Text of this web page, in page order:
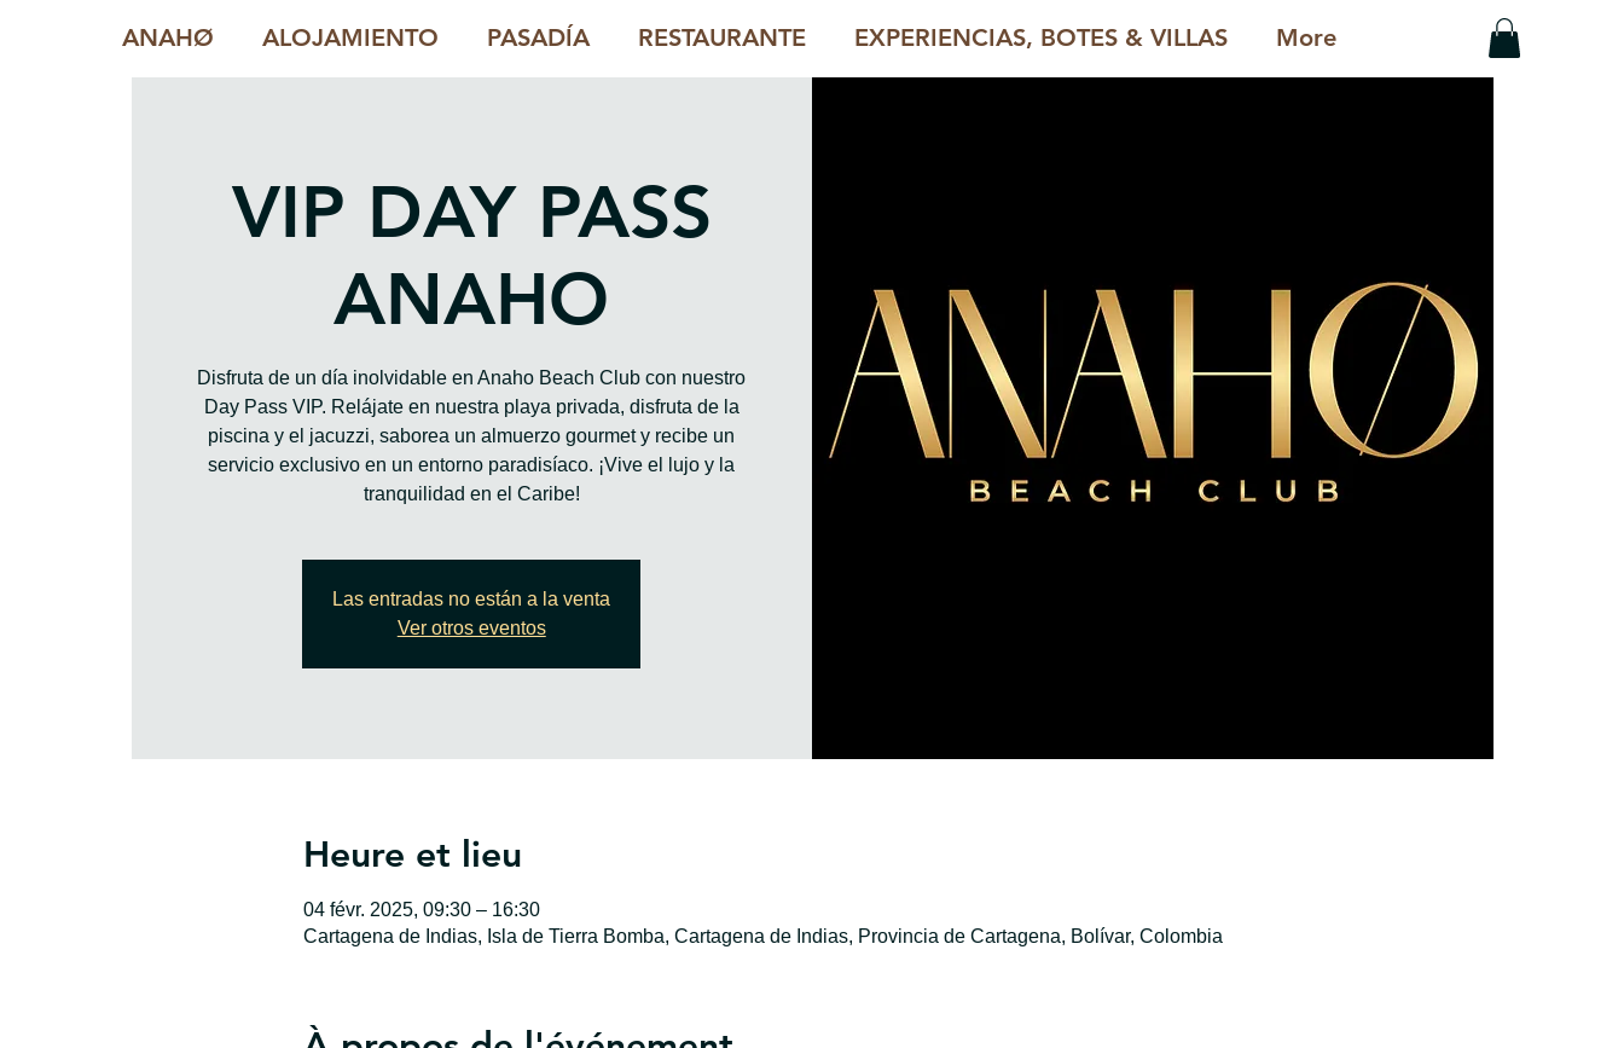
ANAHØ ALOJAMIENTO PASADÍA RESTAURANTE EXPERIENCIAS, BOTES & VILLAS More
VIP DAY PASS
ANAHO
Disfruta de un día inolvidable en Anaho Beach Club con nuestro
Day Pass VIP. Relájate en nuestra playa privada, disfruta de la
piscina y el jacuzzi, saborea un almuerzo gourmet y recibe un
servicio exclusivo en un entorno paradisíaco. ¡Vive el lujo y la
tranquilidad en el Caribe!
Las entradas no están a la venta
Ver otros eventos
Heure et lieu
04 févr. 2025, 09:30 – 16:30
Cartagena de Indias, Isla de Tierra Bomba, Cartagena de Indias, Provincia de Cartagena, Bolívar, Colombia